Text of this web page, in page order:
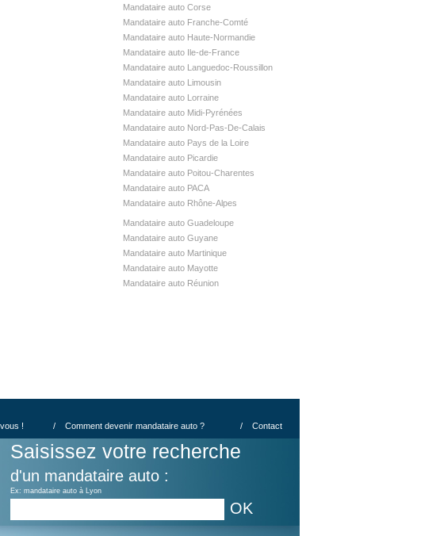
Mandataire auto Corse
Mandataire auto Franche-Comté
Mandataire auto Haute-Normandie
Mandataire auto Ile-de-France
Mandataire auto Languedoc-Roussillon
Mandataire auto Limousin
Mandataire auto Lorraine
Mandataire auto Midi-Pyrénées
Mandataire auto Nord-Pas-De-Calais
Mandataire auto Pays de la Loire
Mandataire auto Picardie
Mandataire auto Poitou-Charentes
Mandataire auto PACA
Mandataire auto Rhône-Alpes
Mandataire auto Guadeloupe
Mandataire auto Guyane
Mandataire auto Martinique
Mandataire auto Mayotte
Mandataire auto Réunion
! / Comment devenir mandataire auto ? / Contact
OK
Saisissez votre recherche
d'un mandataire auto :
Ex: mandataire auto à Lyon